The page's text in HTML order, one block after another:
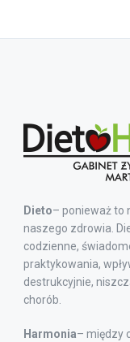
Dieto– ponieważ to
naszego zdrowia.
codzienne,
praktykowania,
destrukcyjnie,
chorób.
Harmonia– między